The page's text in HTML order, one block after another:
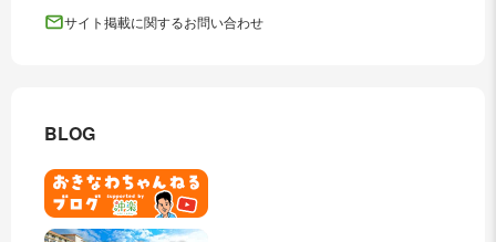
サイト掲載に関するお問い合わせ
BLOG